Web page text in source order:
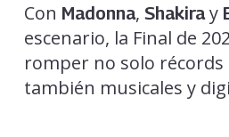
Con Madonna, Shakiray
escenario, la Final de
romper no solo
también musicales y